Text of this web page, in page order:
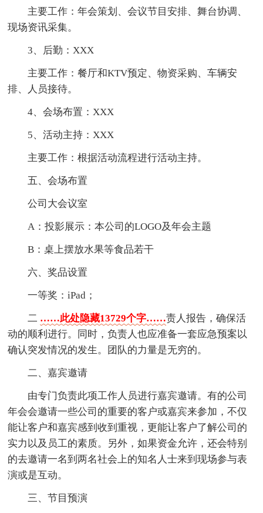
主要工作：年会策划、会议节目安排、舞台协调、
现场资讯采集。
3、后勤：XXX
主要工作：餐厅和KTV预定、物资采购、车辆安
排、人员接待。
4、会场布置：XXX
5、活动主持：XXX
主要工作：根据活动流程进行活动主持。
五、会场布置
公司大会议室
A：投影展示：本公司的LOGO及年会主题
B：桌上摆放水果等食品若干
六、奖品设置
一等奖：iPad；
二 ……此处隐藏13729个字……责人报告，确保活
动的顺利进行。同时，负责人也应准备一套应急预案以
确认突发情况的发生。团队的力量是无穷的。
二、嘉宾邀请
由专门负责此项工作人员进行嘉宾邀请。有的公司
年会会邀请一些公司的重要的客户或嘉宾来参加，不仅
能让客户和嘉宾感到收到重视，更能让客户了解公司的
实力以及员工的素质。另外，如果资金允许，还会特别
的去邀请一名到两名社会上的知名人士来到现场参与表
演或是互动。
三、节目预演